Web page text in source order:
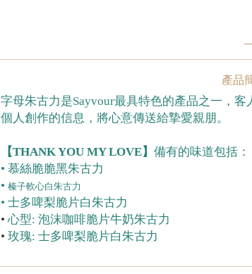
產品
字母朱古力是Sayvour最具特色的產品之一，
個人創作的信息，將心意傳送給摯愛親朋。
【THANK YOU MY LOVE】備有的味道包括：
• 慕絲脆脆黑朱古力
•榛子軟心白朱古力
• 士多啤梨脆片白朱古力
•心型: 泡沫咖啡脆片牛奶朱古力
•玫瑰: 士多啤梨脆片白朱古力